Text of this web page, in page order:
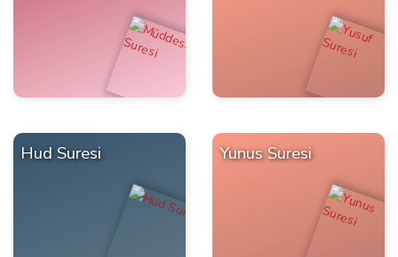
Hud Suresi Yunus Suresi